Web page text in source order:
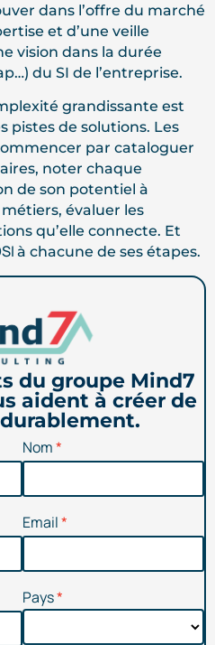
dans l’offre du marché
et d’une veille
vision dans la durée
du SI de l’entreprise.
grandissante est
pistes de solutions. Les
par cataloguer
noter chaque
de son potentiel à
évaluer les
qu’elle connecte. Et
à chacune de ses étapes.
du groupe Mind7
aident à créer de
Nom
Email
Pays